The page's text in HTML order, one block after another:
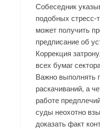
Собеседник
подобных стресс-
может получить
предписание об
Коррекция
всех бумаг
Важно выполнять
раскачиваний, а
работе
суды неохотно
доказать факт